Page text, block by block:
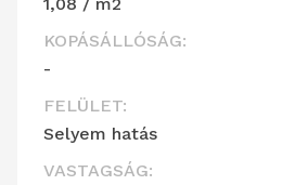
KOPÁSÁLLÓSÁG:
-
FELÜLET:
Selyem hatás
VASTAGSÁG: